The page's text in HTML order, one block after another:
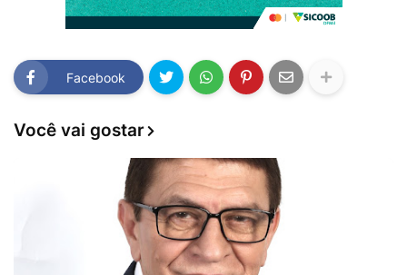
Facebook
Você vai gostar